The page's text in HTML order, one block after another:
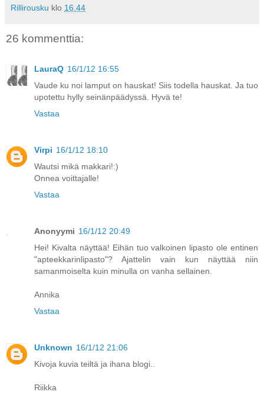
Rillirousku klo 16.44
26 kommenttia:
LauraQ 16/1/12 16:55
Vaude ku noi lamput on hauskat! Siis todella hauskat. Ja tuo
upotettu hylly seinänpäädyssä. Hyvä te!
Vastaa
Virpi 16/1/12 18:10
Wautsi mikä makkari!:)
Onnea voittajalle!
Vastaa
Anonyymi 16/1/12 20:49
Hei! Kivalta näyttää! Eihän tuo valkoinen lipasto ole entinen
"apteekkarinlipasto"? Ajattelin vain kun näyttää niin
samanmoiselta kuin minulla on vanha sellainen.
Annika
Vastaa
Unknown 16/1/12 21:06
Kivoja kuvia teiltä ja ihana blogi..
Riikka